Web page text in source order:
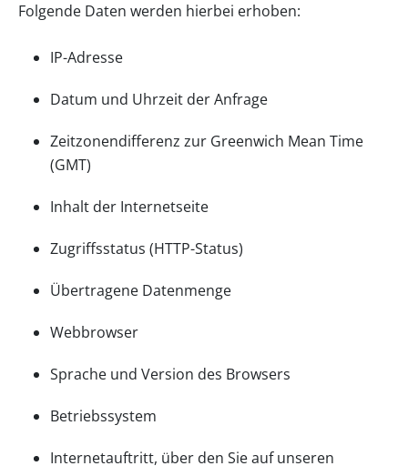
Folgende Daten werden hierbei erhoben:
IP-Adresse
Datum und Uhrzeit der Anfrage
Zeitzonendifferenz zur Greenwich Mean Time
(GMT)
Inhalt der Internetseite
Zugriffsstatus (HTTP-Status)
Übertragene Datenmenge
Webbrowser
Sprache und Version des Browsers
Betriebssystem
Internetauftritt, über den Sie auf unseren